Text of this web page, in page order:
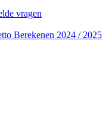
vragen
Berekenen 2024 / 2025